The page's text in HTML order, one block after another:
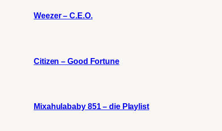
Weezer – C.E.O.
Citizen – Good Fortune
Mixahulababy 851 – die Playlist